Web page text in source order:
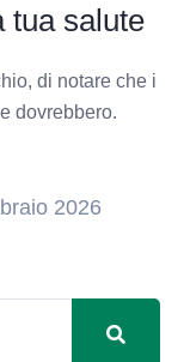
tua salute
di notare che i
dovrebbero.
2026